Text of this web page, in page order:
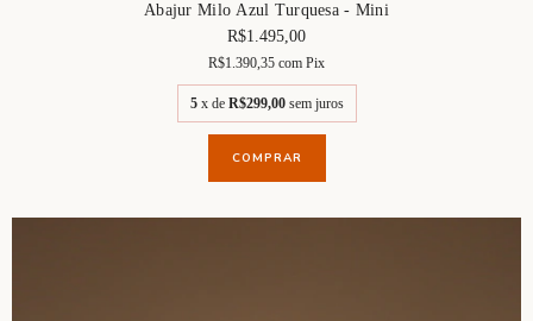
Abajur Milo Azul Turquesa - Mini
R$1.495,00
R$1.390,35 com Pix
5 x de R$299,00 sem juros
COMPRAR